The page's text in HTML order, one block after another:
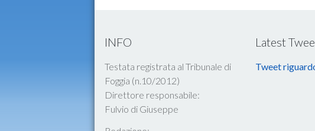
INFO
Testata registrata al Tribunale di
Foggia (n.10/2012)
Direttore responsabile:
Fulvio di Giuseppe
Latest
Tweet